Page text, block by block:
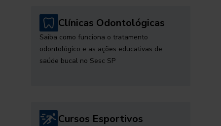
Clínicas Odontológicas
Saiba como funciona o tratamento
odontológico e as ações educativas de
saúde bucal no Sesc SP
Cursos Esportivos